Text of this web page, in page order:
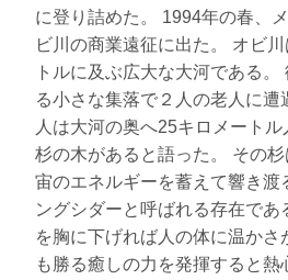
に登り詰めた。 1994年の春、
ビ川の商業遠征に出た。 オビ
トルに及ぶ広大な大河である
る小さな集落で２人の老人に遭
人は大河の奥へ25キロメート
杉の木があると語った。 その
宙のエネルギーを蓄えて響き渡
ングシダーと呼ばれる存在であ
を胸に下げれば人の体に温かさ
も勝る癒しの力を発揮すると熱